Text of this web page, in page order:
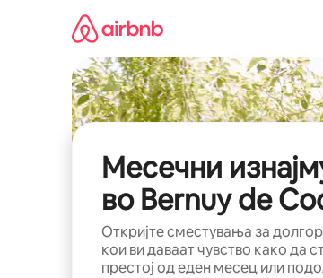
Месечни
во Bernuy de
Откријте сместувања за
кои ви даваат чувство како да
престој од еден месец или